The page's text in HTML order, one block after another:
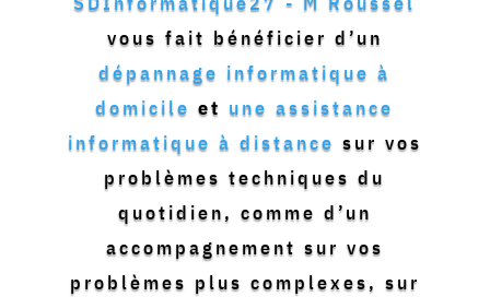
vous fait bénéficier d’un
dépannage informatique à
domicile et une assistance
informatique à distance sur vos
problèmes techniques du
quotidien, comme d’un
accompagnement sur vos
problèmes plus complexes, sur